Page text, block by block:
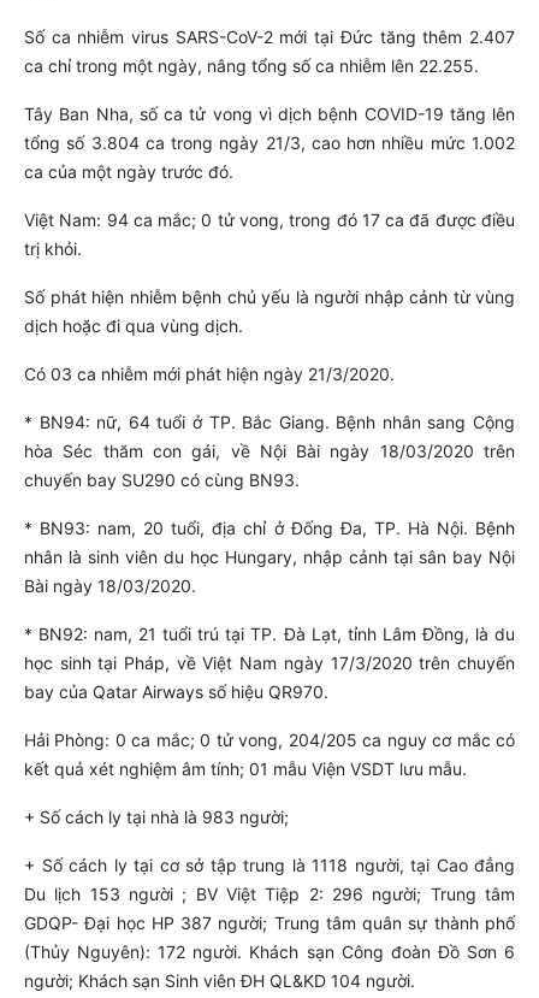
Số ca nhiễm virus SARS-CoV-2 mới tại Đức tăng thêm 2.407
ca chỉ trong một ngày, nâng tổng số ca nhiễm lên 22.255.
Tây Ban Nha, số ca tử vong vì dịch bệnh COVID-19 tăng lên
tổng số 3.804 ca trong ngày 21/3, cao hơn nhiều mức 1.002
ca của một ngày trước đó.
Việt Nam: 94 ca mắc; 0 tử vong, trong đó 17 ca đã được điều
trị khỏi.
Số phát hiện nhiễm bệnh chủ yếu là người nhập cảnh từ vùng
dịch hoặc đi qua vùng dịch.
Có 03 ca nhiễm mới phát hiện ngày 21/3/2020.
* BN94: nữ, 64 tuổi ở TP. Bắc Giang. Bệnh nhân sang Cộng
hòa Séc thăm con gái, về Nội Bài ngày 18/03/2020 trên
chuyến bay SU290 có cùng BN93.
* BN93: nam, 20 tuổi, địa chỉ ở Đống Đa, TP. Hà Nội. Bệnh
nhân là sinh viên du học Hungary, nhập cảnh tại sân bay Nội
Bài ngày 18/03/2020.
* BN92: nam, 21 tuổi trú tại TP. Đà Lạt, tỉnh Lâm Đồng, là du
học sinh tại Pháp, về Việt Nam ngày 17/3/2020 trên chuyến
bay của Qatar Airways số hiệu QR970.
Hải Phòng: 0 ca mắc; 0 tử vong, 204/205 ca nguy cơ mắc có
kết quả xét nghiệm âm tính; 01 mẫu Viện VSDT lưu mẫu.
+ Số cách ly tại nhà là 983 người;
+ Số cách ly tại cơ sở tập trung là 1118 người, tại Cao đẳng
Du lịch 153 người ; BV Việt Tiệp 2: 296 người; Trung tâm
GDQP- Đại học HP 387 người; Trung tâm quân sự thành phố
(Thủy Nguyên): 172 người. Khách sạn Công đoàn Đồ Sơn 6
người; Khách sạn Sinh viên ĐH QL&KD 104 người.